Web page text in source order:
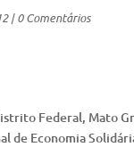
|0 Comentários
Federal, Mato
de Economia